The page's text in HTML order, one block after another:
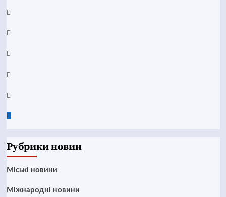
Facebook
YouTube
Telegram
Instagram
Twitter
Google
Рубрики новин
Mіські новини
Міжнародні новини